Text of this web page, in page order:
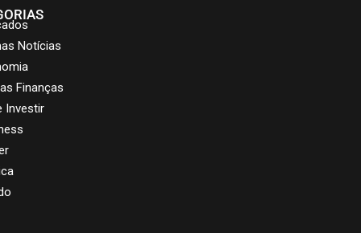
Notícias
Finanças
Investir